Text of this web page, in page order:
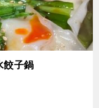
餃子鍋